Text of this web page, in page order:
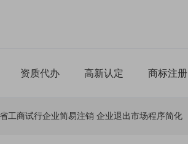
资质代办 高新认定 商标注册
工商试行企业简易注销 企业退出市场程序简化